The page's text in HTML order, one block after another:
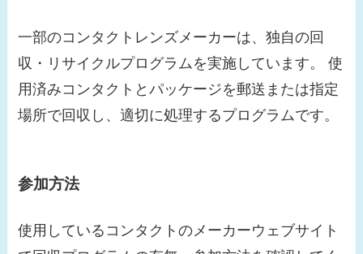
一部のコンタクトレンズメーカーは、独自の回
収・リサイクルプログラムを実施しています。 使
用済みコンタクトとパッケージを郵送または指定
場所で回収し、適切に処理するプログラムです。
参加方法
使用しているコンタクトのメーカーウェブサイト